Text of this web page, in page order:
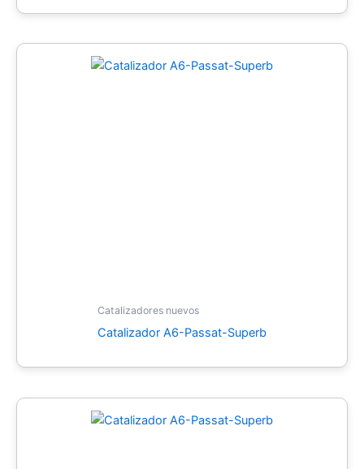
Catalizadores nuevos
Catalizador A6-Passat-Superb